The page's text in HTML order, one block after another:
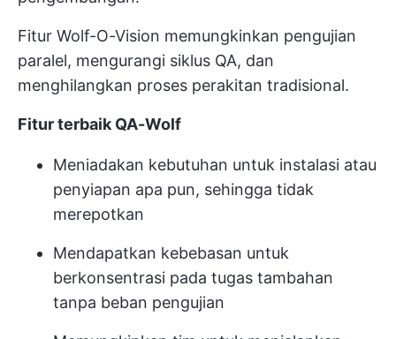
Fitur Wolf-O-Vision memungkinkan pengujian
paralel, mengurangi siklus QA, dan
menghilangkan proses perakitan tradisional.
Fitur terbaik QA-Wolf
Meniadakan kebutuhan untuk instalasi atau
penyiapan apa pun, sehingga tidak
merepotkan
Mendapatkan kebebasan untuk
berkonsentrasi pada tugas tambahan
tanpa beban pengujian